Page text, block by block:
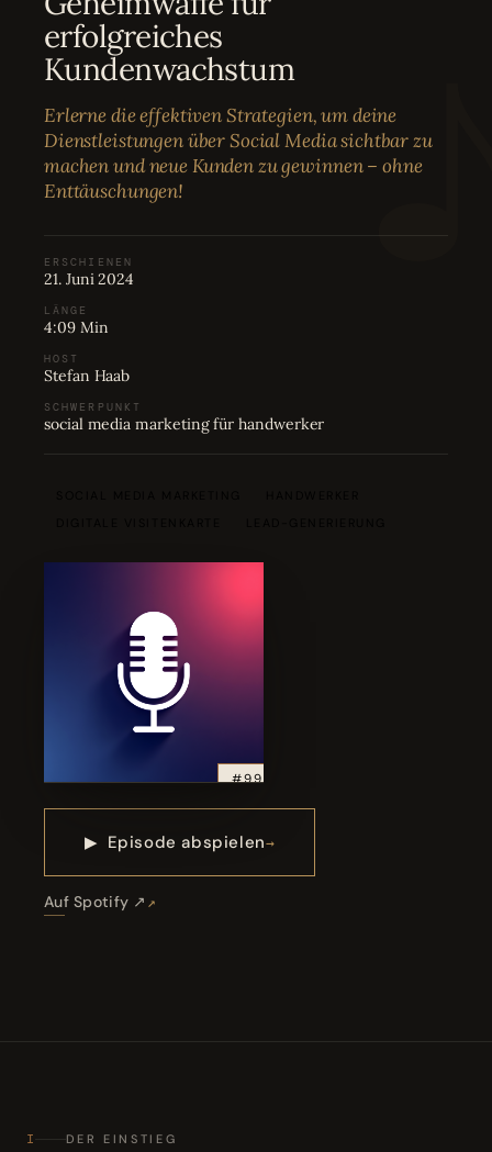
Bewertungen
Karriere
06 Partnerprogramm
erfolgreiches
Kundenwachstum
Erlerne die effektiven Strategien, um deine
Dienstleistungen über Social Media sichtbar zu
machen und neue Kunden zu gewinnen – ohne
Enttäuschungen!
ERSCHIENEN
21. Juni 2024
LÄNGE
4:09 Min
HOST
Stefan Haab
SCHWERPUNKT
social media marketing für handwerker
#99
▶ Episode abspielen
Auf Spotify ↗
I DER EINSTIEG